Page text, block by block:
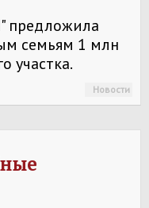
" предложила
семьям 1 млн
участка.
Новости